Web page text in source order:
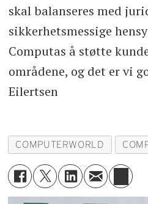
skal balanseres med
sikkerhetsmessige
Computas å støtte
områdene, og det er vi
Eilertsen
COMPUTERWORLD